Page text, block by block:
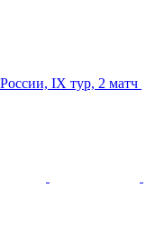
IX тур, 2 матч